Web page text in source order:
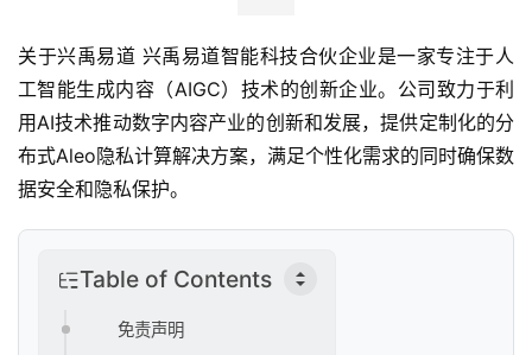
页
新
商
业
关于兴禹易道 兴禹易道智能科技合伙企业是一家专注于人
工智能生成内容（AIGC）技术的创新企业。公司致力于利
用AI技术推动数字内容产业的创新和发展，提供定制化的分
布式Aleo隐私计算解决方案，满足个性化需求的同时确保数
据安全和隐私保护。
Table of Contents
免责声明